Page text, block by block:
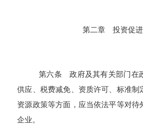
第二章 投资促进
第六条 政府及其有关部门在
供应、税费减免、资质许可、标准制
资源政策等方面，应当依法平等对待
企业。